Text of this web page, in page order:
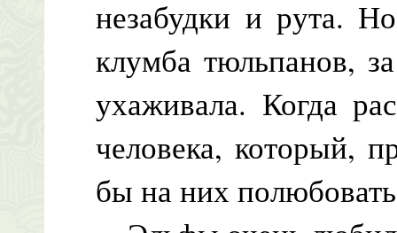
незабудки и рута.
клумба тюльпанов,
ухаживала. Когда
человека, который,
бы на них